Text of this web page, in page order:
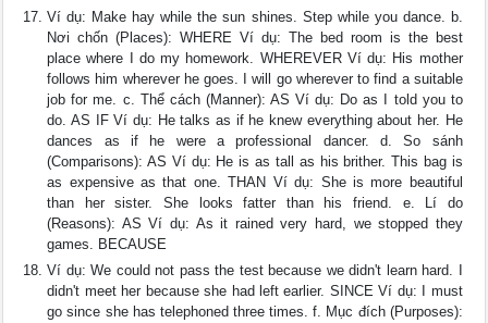
Ví dụ: Make hay while the sun shines. Step while you dance. b.
Nơi chốn (Places): WHERE Ví dụ: The bed room is the best
place where I do my homework. WHEREVER Ví dụ: His mother
follows him wherever he goes. I will go wherever to find a suitable
job for me. c. Thể cách (Manner): AS Ví dụ: Do as I told you to
do. AS IF Ví dụ: He talks as if he knew everything about her. He
dances as if he were a professional dancer. d. So sánh
(Comparisons): AS Ví dụ: He is as tall as his brither. This bag is
as expensive as that one. THAN Ví dụ: She is more beautiful
than her sister. She looks fatter than his friend. e. Lí do
(Reasons): AS Ví dụ: As it rained very hard, we stopped they
games. BECAUSE
Ví dụ: We could not pass the test because we didn't learn hard. I
didn't meet her because she had left earlier. SINCE Ví dụ: I must
go since she has telephoned three times. f. Mục đích (Purposes):